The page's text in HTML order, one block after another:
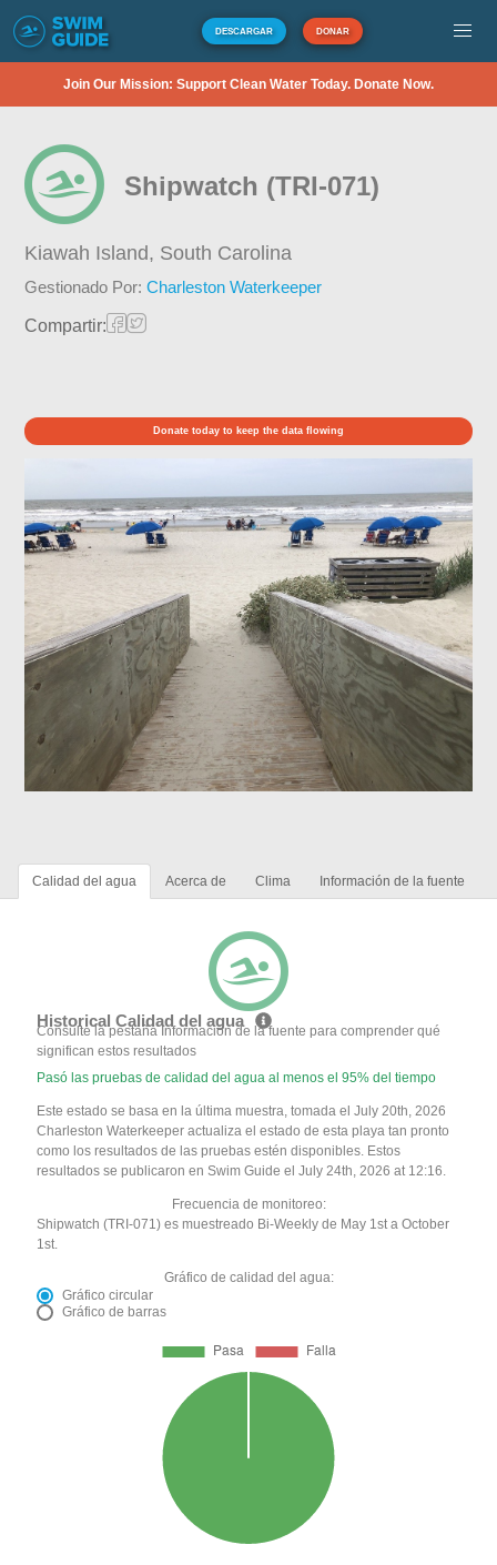
DESCARGAR DONAR
Join Our Mission: Support Clean Water Today. Donate Now.
Shipwatch (TRI-071)
Kiawah Island, South Carolina
Gestionado Por:Charleston Waterkeeper
Compartir:
Donate today to keep the data flowing
Calidad del agua Acerca de Clima Información de la fuente
Historical Calidad del agua
Consulte la pestaña Información de la fuente para comprender qué
significan estos resultados
Pasó las pruebas de calidad del agua al menos el 95% del tiempo
Este estado se basa en la última muestra, tomada el July 20th, 2026
Charleston Waterkeeper actualiza el estado de esta playa tan pronto
como los resultados de las pruebas estén disponibles. Estos
resultados se publicaron en Swim Guide el July 24th, 2026 at 12:16.
Frecuencia de monitoreo:
Shipwatch (TRI-071) es muestreado Bi-Weekly de May 1st a October
1st.
Gráfico de calidad del agua:
Gráfico circular
Gráfico de barras